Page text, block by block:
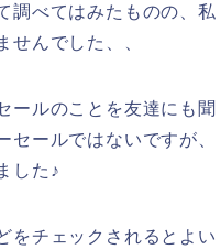
調べてはみたものの、私
せんでした、、
ールのことを友達にも聞
ールではないですが、
した♪
をチェックされるとよい